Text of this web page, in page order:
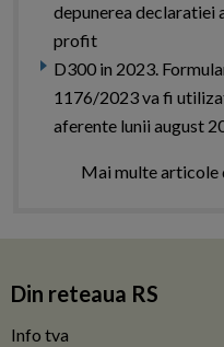
depunerea declaratiei
profit
D300 in 2023.
1176/2023 va fi
aferente lunii august
Mai multe articole
Din reteaua RS
Info tva